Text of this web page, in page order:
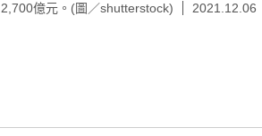
2,700億元。(圖／shutterstock)
2021.12.06